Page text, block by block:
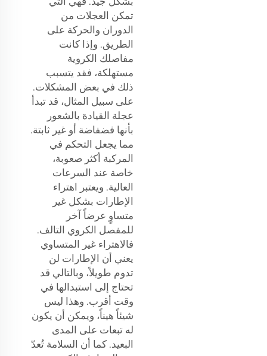
تمكن العجلات من
الدوران والحركة على
الطريق. وإذا كانت
مفاصلك الكروية
مستهلكة، فقد يتسبب
ذلك في بعض المشكلات.
على سبيل المثال، قد تبدأ
عجلة القيادة بالشعور
بأنها فضفاضة أو غير ثابتة.
مما يجعل التحكم في
المركبة أكثر صعوبة،
خاصة عند السرعات
العالية. ويعتبر اهتراء
الإطارات بشكل غير
متساوٍ عرضاً آخر
للمفصل الكروي التالف.
فالاهتراء غير المتساوي
يعني أن الإطارات لن
تدوم طويلاً، وبالتالي قد
تحتاج إلى استبدالها في
وقت أقرب. وهذا ليس
شيئاً هيناً، ويمكن أن يكون
له تبعات على المدى
البعيد. كما أن السلامة تُعدّ